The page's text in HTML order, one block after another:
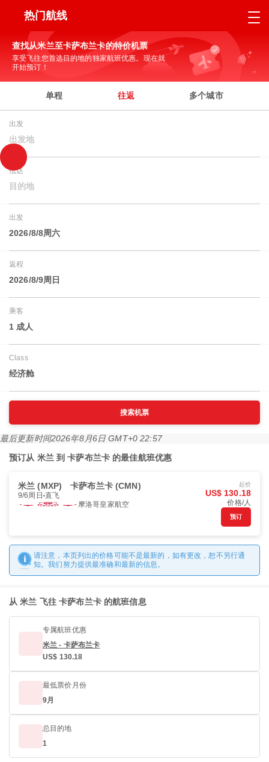
热门航线
查找从米兰至卡萨布兰卡的特价机票
享受飞往您首选目的地的独家航班优惠。现在就
开始预订！
单程 往返 多个城市
出发
出发地
抵达
目的地
出发
2026/8/8周六
返程
2026/8/9周日
乘客
1 成人
Class
经济舱
搜索机票
最后更新时间2026年8月6日 GMT+0 22:57
预订从 米兰 到 卡萨布兰卡 的最佳航班优惠
米兰 (MXP) 卡萨布兰卡 (CMN)
9/6周日 直飞
摩洛哥皇家航空
起价
US$ 130.18
价格/人
预订
请注意，本页列出的价格可能不是最新的，如有更改，恕不另行通
知。我们努力提供最准确和最新的信息。
从 米兰 飞往 卡萨布兰卡 的航班信息
专属航班优惠
米兰 - 卡萨布兰卡
US$ 130.18
最低票价月份
9月
总目的地
1